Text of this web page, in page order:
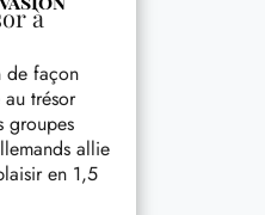
à
de façon
trésor
groupes
allie
en 1,5